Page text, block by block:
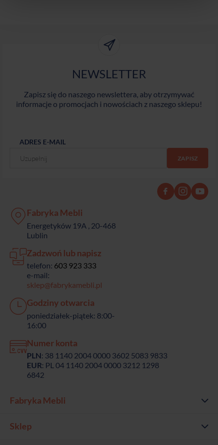
NEWSLETTER
Zapisz się do naszego newslettera, aby otrzymywać
informacje o promocjach i nowościach z naszego sklepu!
ADRES E-MAIL
Fabryka Mebli
Energetyków 19A , 20-468
Lublin
Zadzwoń lub napisz
telefon: 603 923 333
e-mail:
sklep@fabrykamebli.pl
Godziny otwarcia
poniedziałek-piątek: 8:00-
16:00
Numer konta
PLN: 38 1140 2004 0000 3602 5083 9833
EUR: PL 04 1140 2004 0000 3212 1298
6842
Fabryka Mebli
Sklep